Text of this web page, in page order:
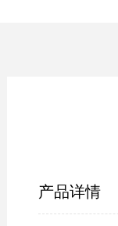
产品详情